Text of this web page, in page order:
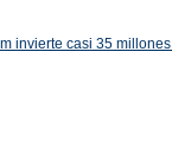
invierte casi 35